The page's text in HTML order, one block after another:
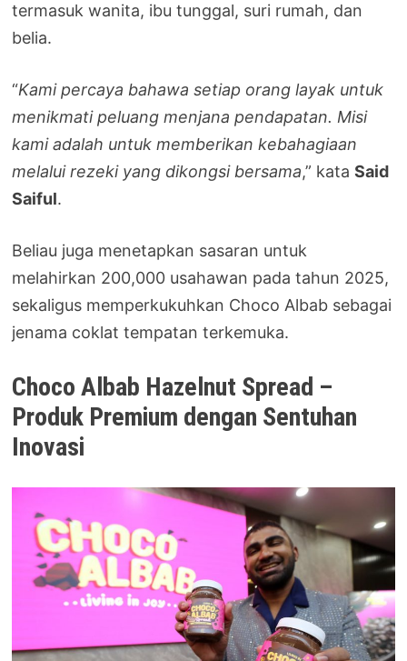
termasuk wanita, ibu tunggal, suri rumah, dan
belia.
“Kami percaya bahawa setiap orang layak untuk
menikmati peluang menjana pendapatan. Misi
kami adalah untuk memberikan kebahagiaan
melalui rezeki yang dikongsi bersama,” kataSaid
Saiful.
Beliau juga menetapkan sasaran untuk
melahirkan 200,000 usahawan pada tahun 2025,
sekaligus memperkukuhkan Choco Albab sebagai
jenama coklat tempatan terkemuka.
Choco Albab Hazelnut Spread –
Produk Premium dengan Sentuhan
Inovasi